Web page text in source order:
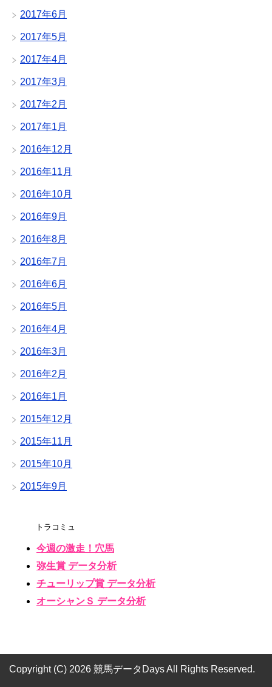
2017年6月
2017年5月
2017年4月
2017年3月
2017年2月
2017年1月
2016年12月
2016年11月
2016年10月
2016年9月
2016年8月
2016年7月
2016年6月
2016年5月
2016年4月
2016年3月
2016年2月
2016年1月
2015年12月
2015年11月
2015年10月
2015年9月
トラコミュ
今週の激走！穴馬
弥生賞 データ分析
チューリップ賞 データ分析
オーシャンＳ データ分析
Copyright (C) 2026 競馬データDaysAll Rights Reserved.